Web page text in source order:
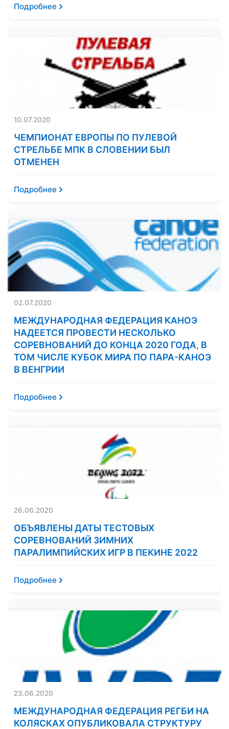
Подробнее
10.07.2020
ЧЕМПИОНАТ ЕВРОПЫ ПО ПУЛЕВОЙ
СТРЕЛЬБЕ МПК В СЛОВЕНИИ БЫЛ
ОТМЕНЕН
Подробнее
02.07.2020
МЕЖДУНАРОДНАЯ ФЕДЕРАЦИЯ КАНОЭ
НАДЕЕТСЯ ПРОВЕСТИ НЕСКОЛЬКО
СОРЕВНОВАНИЙ ДО КОНЦА 2020 ГОДА, В
ТОМ ЧИСЛЕ КУБОК МИРА ПО ПАРА-КАНОЭ
В ВЕНГРИИ
Подробнее
26.06.2020
ОБЪЯВЛЕНЫ ДАТЫ ТЕСТОВЫХ
СОРЕВНОВАНИЙ ЗИМНИХ
ПАРАЛИМПИЙСКИХ ИГР В ПЕКИНЕ 2022
Подробнее
23.06.2020
МЕЖДУНАРОДНАЯ ФЕДЕРАЦИЯ РЕГБИ НА
КОЛЯСКАХ ОПУБЛИКОВАЛА СТРУКТУРУ